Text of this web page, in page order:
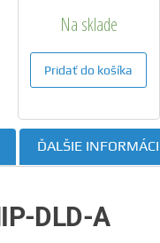
Na sklade
Pridať do košíka
ĎALŠIE
DLD-A